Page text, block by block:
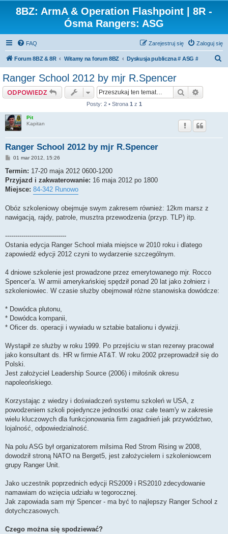
8BZ: ArmA & Operation Flashpoint | 8R -
Ósma Rangers: ASG
FAQ Zaloguj się
Zarejestruj się
Forum 8BZ & 8R Witamy na forum 8BZ Dyskusja publiczna # ASG #
Ranger School 2012 by mjr R.Spencer
ODPOWIEDZ Szukaj
Posty: 2 • Strona 1 z 1
Pit
Kapitan
Ranger School 2012 by mjr R.Spencer
P
s
01 mar 2012, 15:26
Termin: 17-20 maja 2012 0600-1200
Przyjazd i zakwaterowanie: 16 maja 2012 po 1800
Miejsce: 84-342 Runowo
Obóz szkoleniowy obejmuje swym zakresem również: 12km marsz z
nawigacją, rajdy, patrole, musztra przewodzenia (przyp. TLP) itp.
------------------------------
Ostania edycja Ranger School miała miejsce w 2010 roku i dlatego
zapowiedź edycji 2012 czyni to wydarzenie szczególnym.
4 dniowe szkolenie jest prowadzone przez emerytowanego mjr. Rocco
Spencer’a. W armii amerykańskiej spędził ponad 20 lat jako żołnierz i
szkoleniowiec. W czasie służby obejmował różne stanowiska dowódcze:
* Dowódca plutonu,
* Dowódca kompanii,
* Oficer ds. operacji i wywiadu w sztabie batalionu i dywizji.
Wystąpił ze służby w roku 1999. Po przejściu w stan rezerwy pracował
jako konsultant ds. HR w firmie AT&T. W roku 2002 przeprowadził się do
Polski.
Jest założyciel Leadership Source (2006) i miłośnik okresu
napoleońskiego.
Korzystając z wiedzy i doświadczeń systemu szkoleń w USA, z
powodzeniem szkoli pojedyncze jednostki oraz całe team'y w zakresie
wielu kluczowych dla funkcjonowania firm zagadnień jak przywództwo,
lojalność, odpowiedzialność.
Na polu ASG był organizatorem milsima Red Strom Rising w 2008,
dowodził stroną NATO na Berget5, jest założycielem i szkoleniowcem
grupy Ranger Unit.
Jako uczestnik poprzednich edycji RS2009 i RS2010 zdecydowanie
namawiam do wzięcia udziału w tegorocznej.
Jak zapowiada sam mjr Spencer - ma być to najlepszy Ranger School z
dotychczasowych.
Czego można się spodziewać?